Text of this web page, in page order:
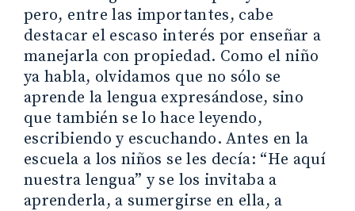
pero, entre las importantes, cabe
destacar el escaso interés por enseñar a
manejarla con propiedad. Como el niño
ya habla, olvidamos que no sólo se
aprende la lengua expresándose, sino
que también se lo hace leyendo,
escribiendo y escuchando. Antes en la
escuela a los niños se les decía: “He aquí
nuestra lengua” y se los invitaba a
aprenderla, a sumergirse en ella, a